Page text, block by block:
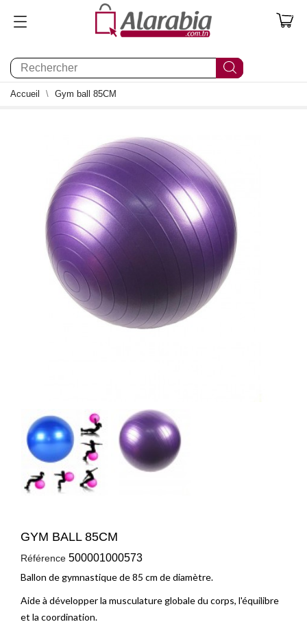
0
Accueil Gym ball 85CM
GYM BALL 85CM
Référence 500001000573
Ballon de gymnastique de 85 cm de diamètre.
Aide à développer la musculature globale du corps, l'équilibre
et la coordination.